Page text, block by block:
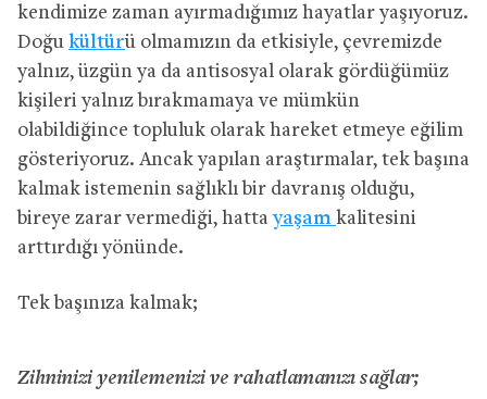
kendimize zaman ayırmadığımız hayatlar yaşıyoruz.
Doğu kültürü olmamızın da etkisiyle, çevremizde
yalnız, üzgün ya da antisosyal olarak gördüğümüz
kişileri yalnız bırakmamaya ve mümkün
olabildiğince topluluk olarak hareket etmeye eğilim
gösteriyoruz. Ancak yapılan araştırmalar, tek başına
kalmak istemenin sağlıklı bir davranış olduğu,
bireye zarar vermediği, hatta yaşam kalitesini
arttırdığı yönünde.
Tek başınıza kalmak;
Zihninizi yenilemenizi ve rahatlamanızı sağlar;